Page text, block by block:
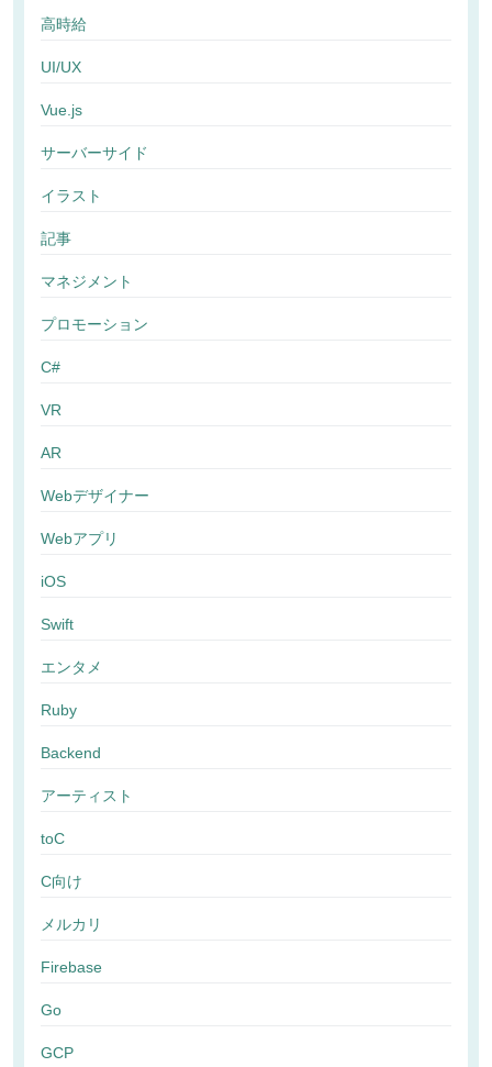
高時給
UI/UX
Vue.js
サーバーサイド
イラスト
記事
マネジメント
プロモーション
C#
VR
AR
Webデザイナー
Webアプリ
iOS
Swift
エンタメ
Ruby
Backend
アーティスト
toC
C向け
メルカリ
Firebase
Go
GCP